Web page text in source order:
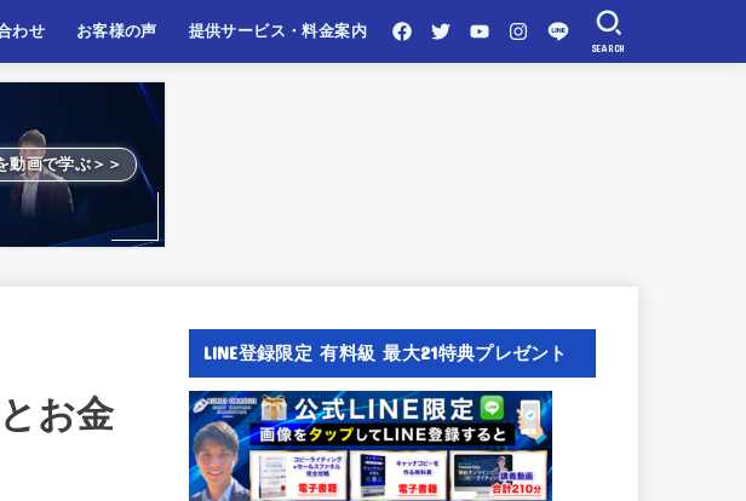
わせ お客様の声 提供サービス・料金案内
SEARCH
動画で学ぶ＞＞
お金
LINE登録限定 有料級 最大21特典プレゼント